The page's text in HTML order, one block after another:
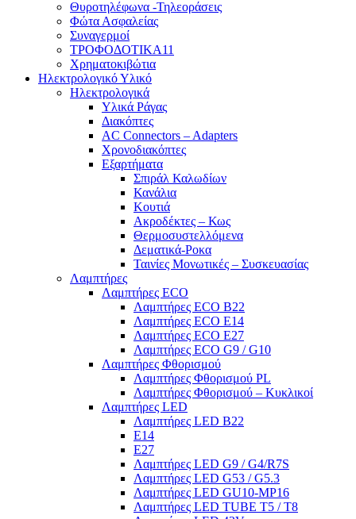
Θυροτηλέφωνα -Τηλεοράσεις
Φώτα Ασφαλείας
Συναγερμοί
ΤΡΟΦΟΔΟΤΙΚΑ11
Χρηματοκιβώτια
Ηλεκτρολογικό Υλικό
Ηλεκτρολογικά
Υλικά Ράγας
Διακόπτες
AC Connectors – Adapters
Χρονοδιακόπτες
Εξαρτήματα
Σπιράλ Καλωδίων
Κανάλια
Κουτιά
Ακροδέκτες – Κως
Θερμοσυστελλόμενα
Δεματικά-Ροκα
Ταινίες Μονωτικές – Συσκευασίας
Λαμπτήρες
Λαμπτήρες ECO
Λαμπτήρες ECO B22
Λαμπτήρες ECO E14
Λαμπτήρες ECO E27
Λαμπτήρες ECO G9 / G10
Λαμπτήρες Φθορισμού
Λαμπτήρες Φθορισμού PL
Λαμπτήρες Φθορισμού – Κυκλικοί
Λαμπτήρες LED
Λαμπτήρες LED B22
E14
E27
Λαμπτήρες LED G9 / G4/R7S
Λαμπτήρες LED G53 / G5.3
Λαμπτήρες LED GU10-ΜΡ16
Λαμπτήρες LED TUBE T5 / T8